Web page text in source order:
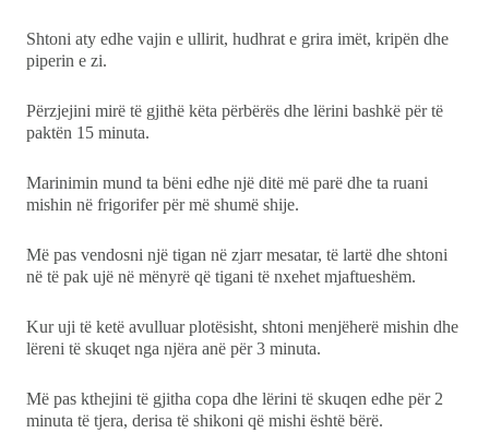
Shtoni aty edhe vajin e ullirit, hudhrat e grira imët, kripën dhe
piperin e zi.
Përzjejini mirë të gjithë këta përbërës dhe lërini bashkë për të
paktën 15 minuta.
Marinimin mund ta bëni edhe një ditë më parë dhe ta ruani
mishin në frigorifer për më shumë shije.
Më pas vendosni një tigan në zjarr mesatar, të lartë dhe shtoni
në të pak ujë në mënyrë që tigani të nxehet mjaftueshëm.
Kur uji të ketë avulluar plotësisht, shtoni menjëherë mishin dhe
lëreni të skuqet nga njëra anë për 3 minuta.
Më pas kthejini të gjitha copa dhe lërini të skuqen edhe për 2
minuta të tjera, derisa të shikoni që mishi është bërë.